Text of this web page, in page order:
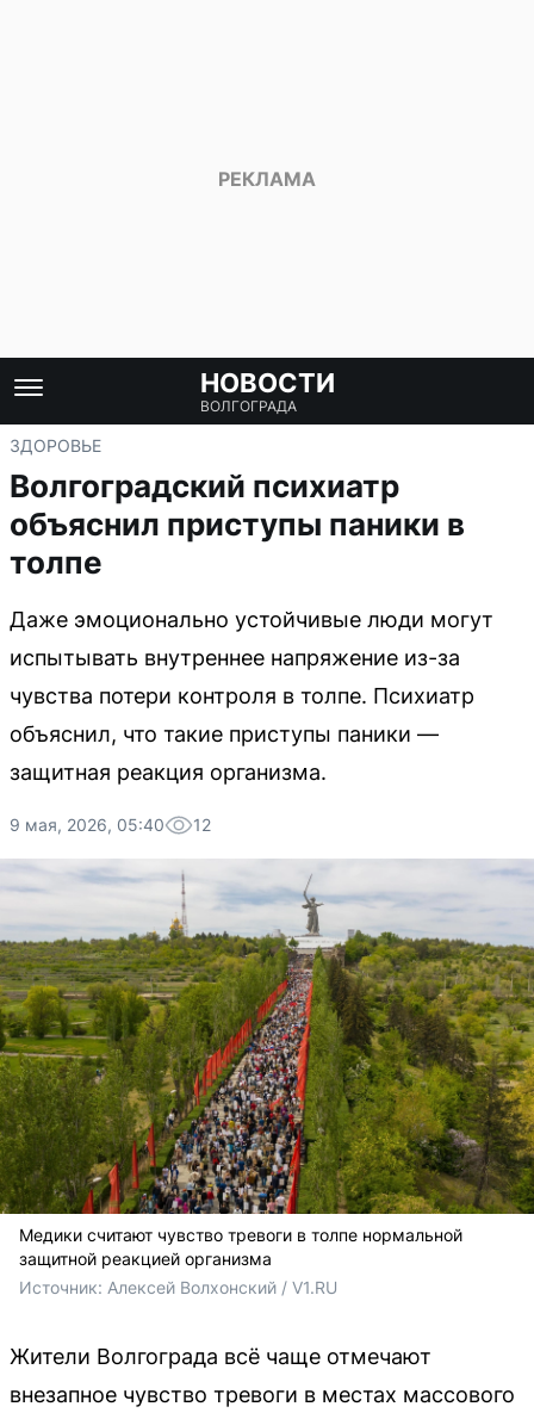
НОВОСТИ
ВОЛГОГРАДА
ЗДОРОВЬЕ
Волгоградский психиатр
объяснил приступы паники в
толпе
Даже эмоционально устойчивые люди могут
испытывать внутреннее напряжение из-за
чувства потери контроля в толпе. Психиатр
объяснил, что такие приступы паники —
защитная реакция организма.
9 мая, 2026, 05:40 12
Медики считают чувство тревоги в толпе нормальной
защитной реакцией организма
Источник: Алексей Волхонский / V1.RU
Жители Волгограда всё чаще отмечают
внезапное чувство тревоги в местах массового